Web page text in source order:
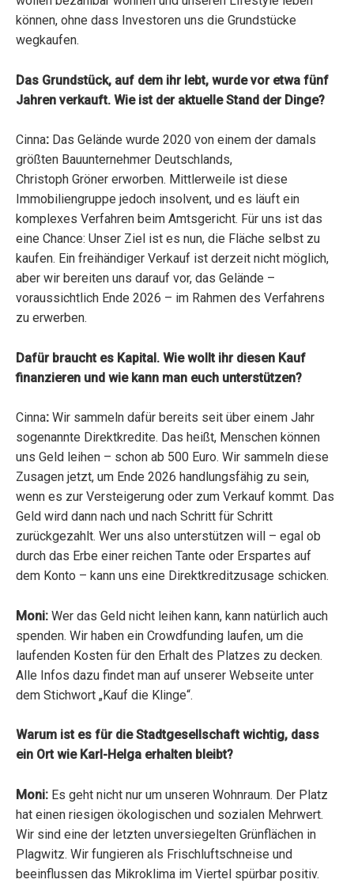
können, ohne dass Investoren uns die Grundstücke
wegkaufen.
Das Grundstück, auf dem ihr lebt, wurde vor etwa fünf
Jahren verkauft. Wie ist der aktuelle Stand der Dinge?
Cinna: Das Gelände wurde 2020 von einem der damals
größten Bauunternehmer Deutschlands,
Christoph Gröner erworben. Mittlerweile ist diese
Immobiliengruppe jedoch insolvent, und es läuft ein
komplexes Verfahren beim Amtsgericht. Für uns ist das
eine Chance: Unser Ziel ist es nun, die Fläche selbst zu
kaufen. Ein freihändiger Verkauf ist derzeit nicht möglich,
aber wir bereiten uns darauf vor, das Gelände –
voraussichtlich Ende 2026 – im Rahmen des Verfahrens
zu erwerben.
Dafür braucht es Kapital. Wie wollt ihr diesen Kauf
finanzieren und wie kann man euch unterstützen?
Cinna: Wir sammeln dafür bereits seit über einem Jahr
sogenannte Direktkredite. Das heißt, Menschen können
uns Geld leihen – schon ab 500 Euro. Wir sammeln diese
Zusagen jetzt, um Ende 2026 handlungsfähig zu sein,
wenn es zur Versteigerung oder zum Verkauf kommt. Das
Geld wird dann nach und nach Schritt für Schritt
zurückgezahlt. Wer uns also unterstützen will – egal ob
durch das Erbe einer reichen Tante oder Erspartes auf
dem Konto – kann uns eine Direktkreditzusage schicken.
Moni: Wer das Geld nicht leihen kann, kann natürlich auch
spenden. Wir haben ein Crowdfunding laufen, um die
laufenden Kosten für den Erhalt des Platzes zu decken.
Alle Infos dazu findet man auf unserer Webseite unter
dem Stichwort „Kauf die Klinge“.
Warum ist es für die Stadtgesellschaft wichtig, dass
ein Ort wie Karl-Helga erhalten bleibt?
Moni: Es geht nicht nur um unseren Wohnraum. Der Platz
hat einen riesigen ökologischen und sozialen Mehrwert.
Wir sind eine der letzten unversiegelten Grünflächen in
Plagwitz. Wir fungieren als Frischluftschneise und
beeinflussen das Mikroklima im Viertel spürbar positiv.